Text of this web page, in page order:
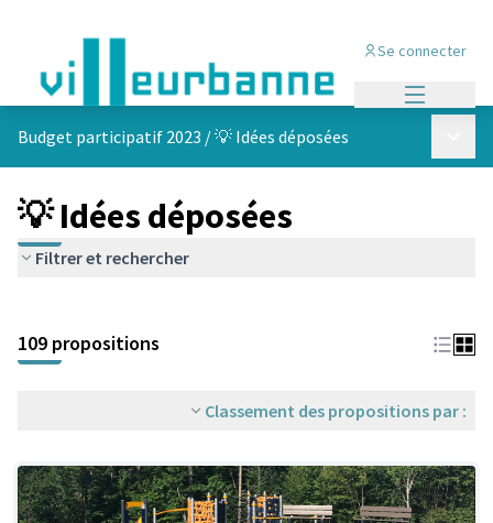
Se connecter
Budget participatif 2023 /💡 Idées déposées
💡 Idées déposées
Filtrer et rechercher
+
−
109 propositions
Classement des propositions par :